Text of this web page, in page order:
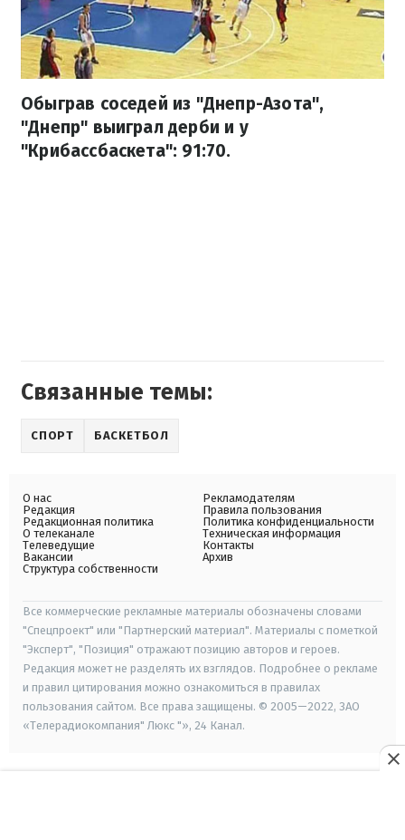
Обыграв соседей из "Днепр-Азота",
"Днепр" выиграл дерби и у
"Крибассбаскета": 91:70.
Связанные темы:
СПОРТ БАСКЕТБОЛ
О нас
Редакция
Редакционная политика
О телеканале
Телеведущие
Вакансии
Структура собственности
Рекламодателям
Правила пользования
Политика конфиденциальности
Техническая информация
Контакты
Архив
Все коммерческие рекламные материалы обозначены словами
"Спецпроект" или "Партнерский материал". Материалы с пометкой
"Эксперт", "Позиция" отражают позицию авторов и героев.
Редакция может не разделять их взглядов. Подробнее о рекламе
и правил цитирования можно ознакомиться в правилах
пользования сайтом. Все права защищены. © 2005—2022, ЗАО
«Телерадиокомпания" Люкс "», 24 Канал.